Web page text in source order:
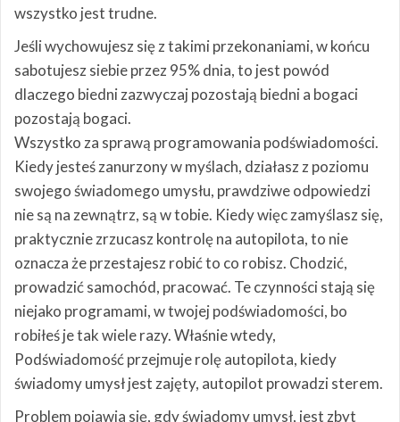
wszystko jest trudne.
Jeśli wychowujesz się z takimi przekonaniami, w końcu
sabotujesz siebie przez 95% dnia, to jest powód
dlaczego biedni zazwyczaj pozostają biedni a bogaci
pozostają bogaci.
Wszystko za sprawą programowania podświadomości.
Kiedy jesteś zanurzony w myślach, działasz z poziomu
swojego świadomego umysłu, prawdziwe odpowiedzi
nie są na zewnątrz, są w tobie. Kiedy więc zamyślasz się,
praktycznie zrzucasz kontrolę na autopilota, to nie
oznacza że przestajesz robić to co robisz. Chodzić,
prowadzić samochód, pracować. Te czynności stają się
niejako programami, w twojej podświadomości, bo
robiłeś je tak wiele razy. Właśnie wtedy,
Podświadomość przejmuje rolę autopilota, kiedy
świadomy umysł jest zajęty, autopilot prowadzi sterem.
Problem pojawia się, gdy świadomy umysł, jest zbyt